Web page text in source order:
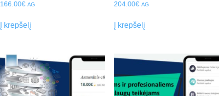
166.00€ AG
Į krepšelį
204.00€ AG
Į krepšelį